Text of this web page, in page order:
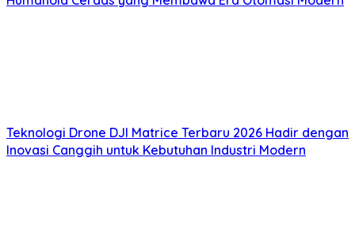
Teknologi Drone DJI Matrice Terbaru 2026 Hadir dengan
Inovasi Canggih untuk Kebutuhan Industri Modern